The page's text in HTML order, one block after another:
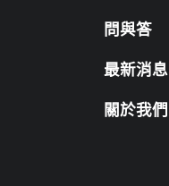
問與答
最新消息
關於我們